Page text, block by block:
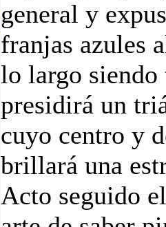
general y
franjas azules
lo largo siendo
presidirá un
cuyo centro y
brillará una
Acto seguido